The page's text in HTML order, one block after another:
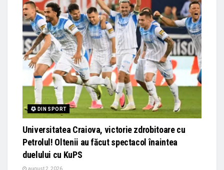
DIN SPORT
Universitatea Craiova, victorie zdrobitoare cu
Petrolul! Oltenii au făcut spectacol înaintea
duelului cu KuPS
august 2, 2026